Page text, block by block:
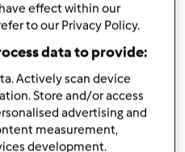
effect within our
to our Privacy Policy.
data to provide:
Actively scan device
Store and/or access
advertising and
measurement,
development.